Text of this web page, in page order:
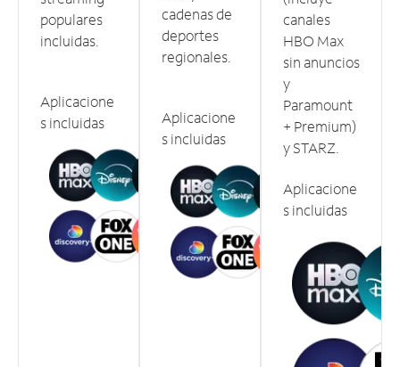
populares
incluidas.
Aplicacione
s incluidas
cadenas de
deportes
regionales.
Aplicacione
s incluidas
canales
HBO Max
sin anuncios
y
Paramount
+ Premium)
y STARZ.
Aplicacione
s incluidas